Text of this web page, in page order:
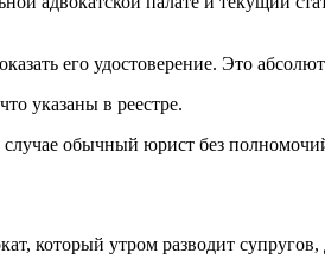
его удостоверение. Это
указаны в реестре.
случае обычный юрист без
который утром разводит